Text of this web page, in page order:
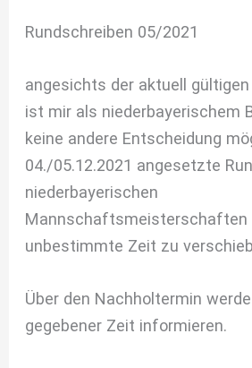
Rundschreiben 05/2021
angesichts der aktuell gültigen
ist mir als niederbayerischem
keine andere Entscheidung
04./05.12.2021 angesetzte
niederbayerischen
Mannschaftsmeisterschaften
unbestimmte Zeit zu
Über den Nachholtermin
gegebener Zeit informieren.